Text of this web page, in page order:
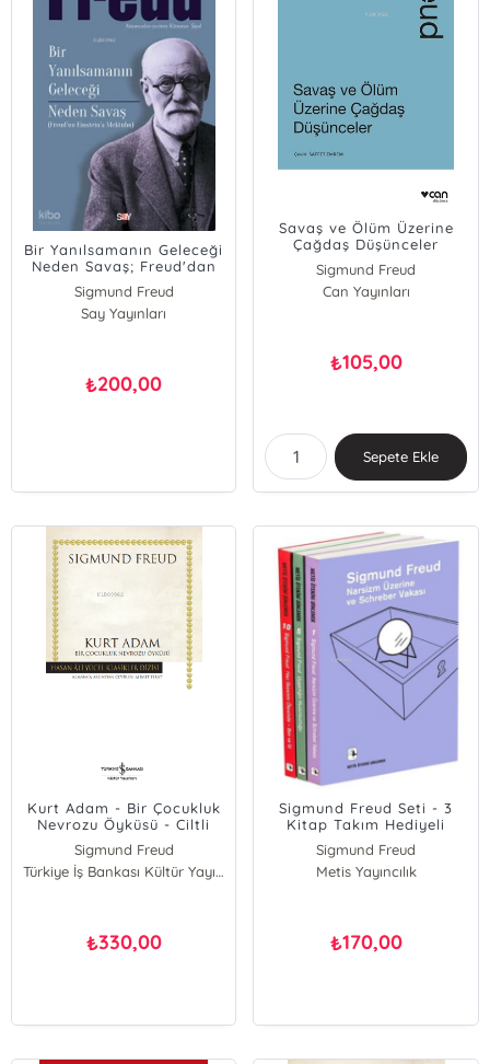
Bir Yanılsamanın Geleceği
Neden Savaş; Freud'dan
Einstein'a Mektuplar
Sigmund Freud
Say Yayınları
₺200,00
Savaş ve Ölüm Üzerine
Çağdaş Düşünceler
Sigmund Freud
Can Yayınları
₺105,00
Sepete Ekle
Kurt Adam - Bir Çocukluk
Nevrozu Öyküsü - Ciltli
Sigmund Freud
Türkiye İş Bankası Kültür Yayınları
₺330,00
Sigmund Freud Seti - 3
Kitap Takım Hediyeli
Sigmund Freud
Metis Yayıncılık
₺170,00